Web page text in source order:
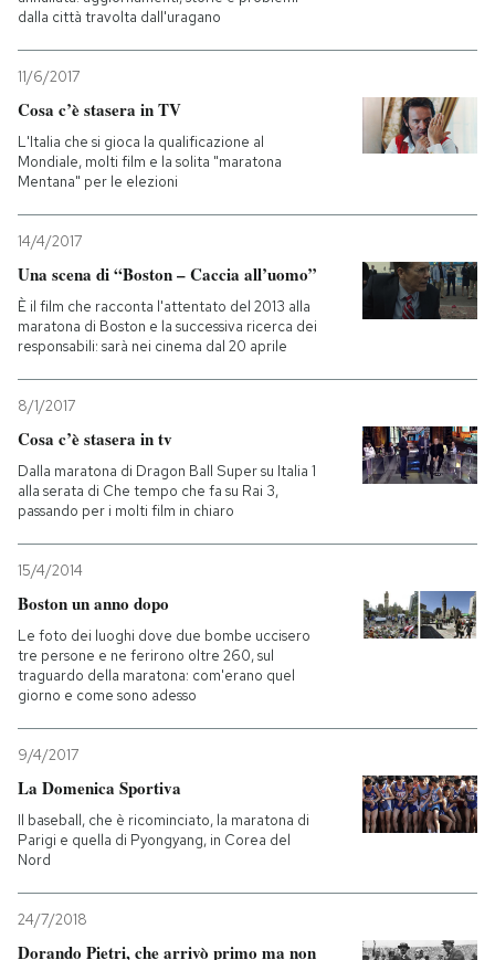
dalla città travolta dall'uragano
11/6/2017
Cosa c’è stasera in TV
L'Italia che si gioca la qualificazione al
Mondiale, molti film e la solita "maratona
Mentana" per le elezioni
14/4/2017
Una scena di “Boston – Caccia all’uomo”
È il film che racconta l'attentato del 2013 alla
maratona di Boston e la successiva ricerca dei
responsabili: sarà nei cinema dal 20 aprile
8/1/2017
Cosa c’è stasera in tv
Dalla maratona di Dragon Ball Super su Italia 1
alla serata di Che tempo che fa su Rai 3,
passando per i molti film in chiaro
15/4/2014
Boston un anno dopo
Le foto dei luoghi dove due bombe uccisero
tre persone e ne ferirono oltre 260, sul
traguardo della maratona: com'erano quel
giorno e come sono adesso
9/4/2017
La Domenica Sportiva
Il baseball, che è ricominciato, la maratona di
Parigi e quella di Pyongyang, in Corea del
Nord
24/7/2018
Dorando Pietri, che arrivò primo ma non